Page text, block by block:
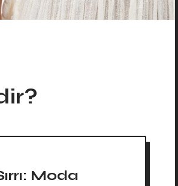
Moda